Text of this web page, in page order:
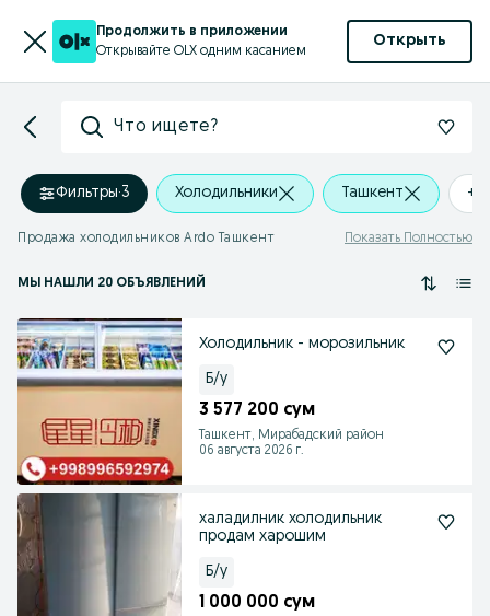
Продолжить в приложении
Открывайте OLX одним касанием
Открыть
Что ищете?
Фильтры·3 Холодильники Ташкент +0
Продажа холодильников Ardo Ташкент Показать Полностью
МЫ НАШЛИ 20 ОБЪЯВЛЕНИЙ
Холодильник - морозильник
Б/у
3 577 200 сум
Ташкент, Мирабадский район
06 августа 2026 г.
халадилник холодильник
продам харошим
Б/у
1 000 000 сум